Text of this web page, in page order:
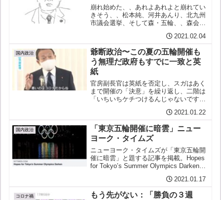
崩れ始めた、、あれよあれよと崩れてい
きそう、、松本純、河井あんり、北九州
市議会選挙、そして森・五輪、、森会長
老害、粗大ゴミとして掃いてもらえばい
い」 女性差別発言の「撤回・謝罪」会見
で漏らした森喜朗五輪組...
2021.02.04
国内政治
爺断政治〜この夏の五輪開催も
う無理だ政府もすでに一致と英
紙
官房副長官は英紙を否定し、スガはあく
まで開催の「決意」を繰り返し、二階は
「いちいちケチつけるんじゃないです
のはコロナ」と責任を認めず、森は世論
調査がけしからんと圧力をかけ、、日本
は末期的な「爺断政治」へと...
2021.01.22
国内政治
「東京五輪開催に暗雲」ニュー
ヨーク・タイムズ
ニューヨーク・タイムズが「東京五輪開
催に暗雲」と題する記事を掲載。Hopes
for Tokyo’s Summer Olympics Darken1
る。日本でも欧米でも新型コロナの感染
が拡大する中、日本...
2021.01.17
コロナ禍
もう先がない：「勝負の３週